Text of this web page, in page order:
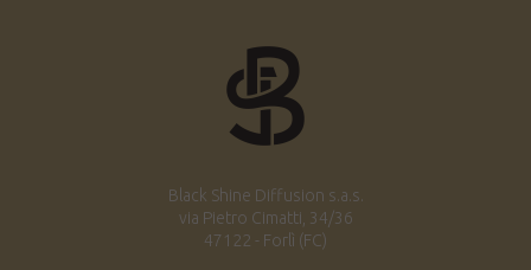
Black Shine Diffusion s.a.s.
via Pietro Cimatti, 34/36
47122 - Forlì (FC)